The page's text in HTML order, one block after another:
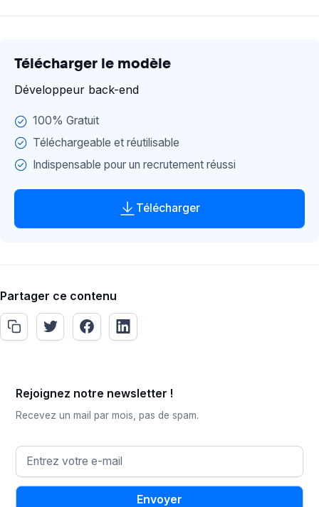
Savoir être
Connaissances & Savoirs
Télécharger le modèle
Développeur back-end
100% Gratuit
Téléchargeable et réutilisable
Indispensable pour un recrutement réussi
Télécharger
Partager ce contenu
Rejoignez notre newsletter !
Recevez un mail par mois, pas de spam.